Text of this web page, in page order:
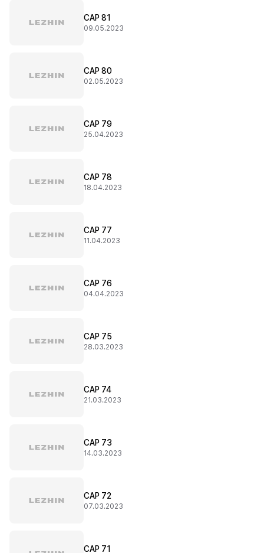
CAP 81
09.05.2023
CAP 80
02.05.2023
CAP 79
25.04.2023
CAP 78
18.04.2023
CAP 77
11.04.2023
CAP 76
04.04.2023
CAP 75
28.03.2023
CAP 74
21.03.2023
CAP 73
14.03.2023
CAP 72
07.03.2023
CAP 71